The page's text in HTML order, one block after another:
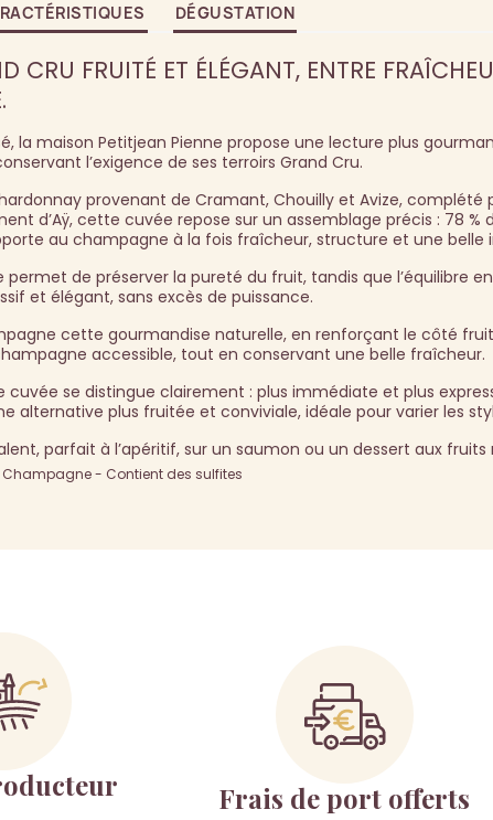
DÉGUSTATION
CRU FRUITÉ ET ÉLÉGANT, ENTRE
la maison Petitjean Pienne propose une lecture plus
l’exigence de ses terroirs Grand Cru.
provenant de Cramant, Chouilly et Avize, complété
d’Aÿ, cette cuvée repose sur un assemblage précis : 78 %
au champagne à la fois fraîcheur, structure et une belle
de préserver la pureté du fruit, tandis que l’équilibre
et élégant, sans excès de puissance.
cette gourmandise naturelle, en renforçant le côté
accessible, tout en conservant une belle fraîcheur.
se distingue clairement : plus immédiate et plus
alternative plus fruitée et conviviale, idéale pour varier les
parfait à l’apéritif, sur un saumon ou un dessert aux fruits
Champagne - Contient des sulfites
Frais de port offerts